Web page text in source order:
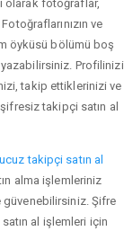
olarak fotoğraflar,
ve
öyküsü bölümü boş
yazabilirsiniz. Profilinizi
takip ettiklerinizi ve
takipçi satın al
takipçi satın al
alma işlemleriniz
güvenebilirsiniz. Şifre
al işlemleri için